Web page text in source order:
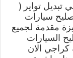
تبديل تواير (
سيارات
مقدمة لجميع
السيارات
الان